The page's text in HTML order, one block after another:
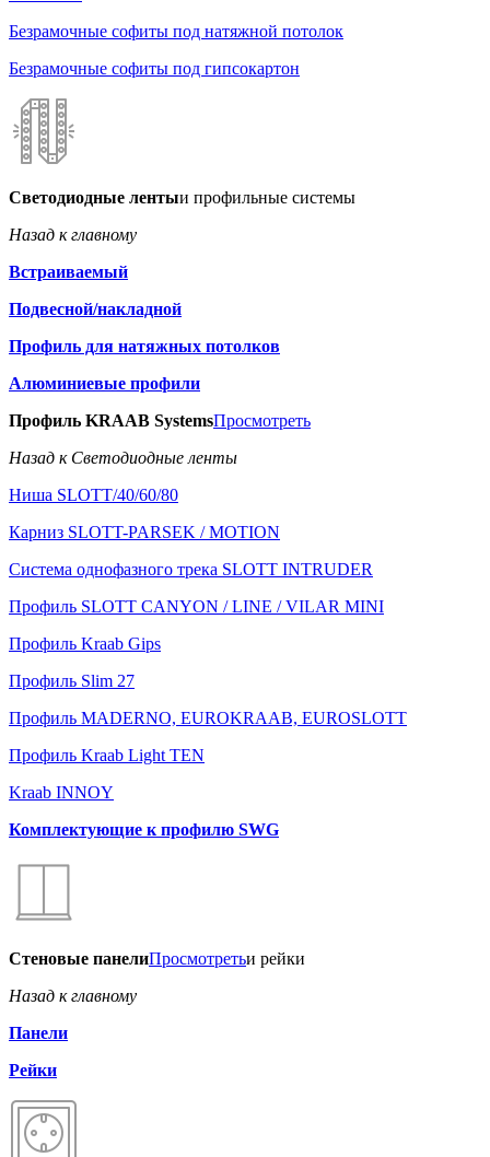
Безрамочные софиты под натяжной потолок
Безрамочные софиты под гипсокартон
Светодиодные лентыи профильные системы
Назад к главному
Встраиваемый
Подвесной/накладной
Профиль для натяжных потолков
Алюминиевые профили
Профиль KRAAB SystemsПросмотреть
Назад к Светодиодные ленты
Ниша SLOTT/40/60/80
Карниз SLOTT-PARSEK / MOTION
Система однофазного трека SLOTT INTRUDER
Профиль SLOTT CANYON / LINE / VILAR MINI
Профиль Kraab Gips
Профиль Slim 27
Профиль MADERNO, EUROKRAAB, EUROSLOTT
Профиль Kraab Light TEN
Kraab INNOY
Комплектующие к профилю SWG
Стеновые панелиПросмотретьи рейки
Назад к главному
Панели
Рейки